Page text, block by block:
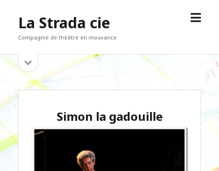
La Strada cie
Compagnie de théâtre en mouvance
open
Sidebar
sidebar
Simon la gadouille